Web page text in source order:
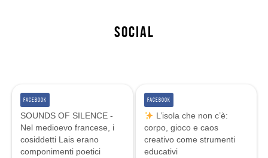
Social
SOUNDS OF SILENCE -
Nel medioevo francese, i
cosiddetti Lais erano
componimenti poetici
FACEBOOK
L’isola che non c’è:
corpo, gioco e caos
creativo come strumenti
educativi
FACEBOOK